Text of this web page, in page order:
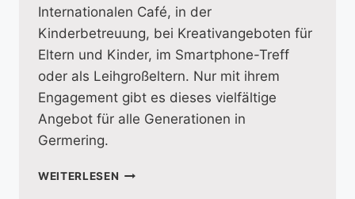
Internationalen Café, in der
Kinderbetreuung, bei Kreativangeboten für
Eltern und Kinder, im Smartphone-Treff
oder als Leihgroßeltern. Nur mit ihrem
Engagement gibt es dieses vielfältige
Angebot für alle Generationen in
Germering.
WEITERLESEN TAG